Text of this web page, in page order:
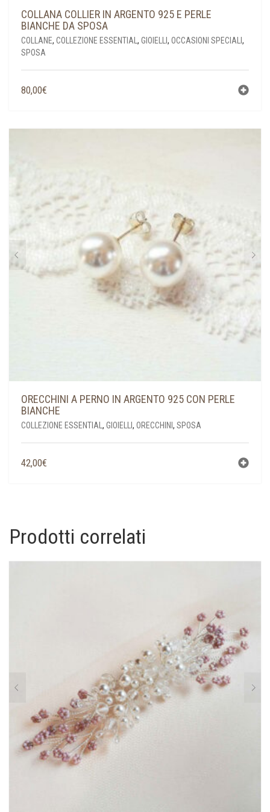
COLLANA COLLIER IN ARGENTO 925 E PERLE
BIANCHE DA SPOSA
COLLANE, COLLEZIONE ESSENTIAL, GIOIELLI, OCCASIONI SPECIALI,
SPOSA
80,00€
ORECCHINI A PERNO IN ARGENTO 925 CON PERLE
BIANCHE
COLLEZIONE ESSENTIAL, GIOIELLI, ORECCHINI , SPOSA
42,00€
Prodotti correlati